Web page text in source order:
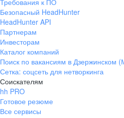
Требования к ПО
Безопасный HeadHunter
HeadHunter API
Партнерам
Инвесторам
Каталог компаний
Поиск по вакансиям в Дзержинском
Сетка: соцсеть для нетворкинга
Соискателям
hh PRO
Готовое резюме
Все сервисы